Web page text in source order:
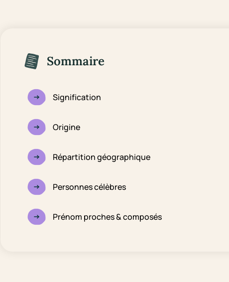
Sommaire
Signification
Origine
Répartition géographique
Personnes célèbres
Prénom proches & composés